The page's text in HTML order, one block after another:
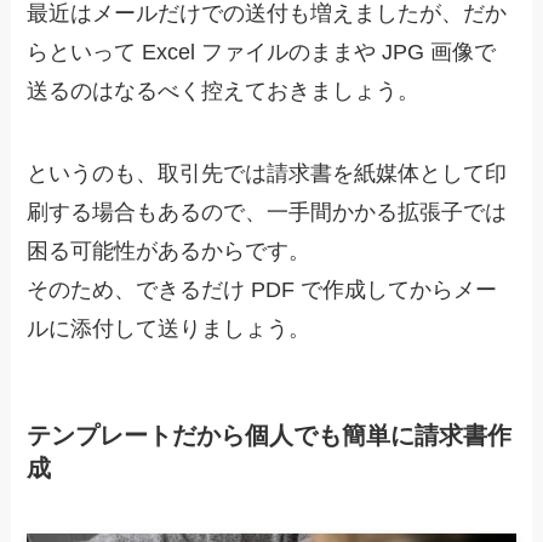
最近はメールだけでの送付も増えましたが、だか
らといって Excel ファイルのままや JPG 画像で
送るのはなるべく控えておきましょう。
というのも、取引先では請求書を紙媒体として印
刷する場合もあるので、一手間かかる拡張子では
困る可能性があるからです。
そのため、 できるだけ PDF で作成してからメー
ルに添付して送りましょう。
テンプレートだから個人でも簡単に請求書作
成